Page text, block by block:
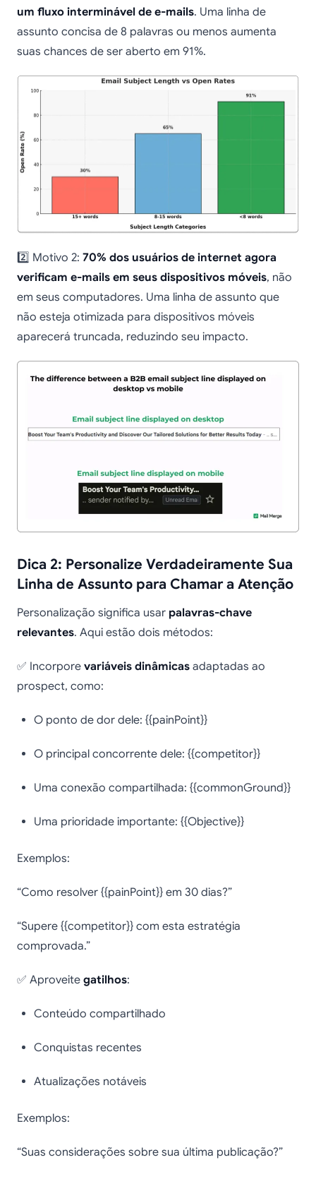
um fluxo interminável de e-mails. Uma linha de
assunto concisa de 8 palavras ou menos aumenta
suas chances de ser aberto em 91%.
2️⃣ Motivo 2: 70% dos usuários de internet agora
verificam e-mails em seus dispositivos móveis, não
em seus computadores. Uma linha de assunto que
não esteja otimizada para dispositivos móveis
aparecerá truncada, reduzindo seu impacto.
Dica 2: Personalize Verdadeiramente Sua
Linha de Assunto para Chamar a Atenção
Personalização significa usar palavras-chave
relevantes. Aqui estão dois métodos:
✅ Incorpore variáveis dinâmicas adaptadas ao
prospect, como:
O ponto de dor dele: {{painPoint}}
O principal concorrente dele: {{competitor}}
Uma conexão compartilhada: {{commonGround}}
Uma prioridade importante: {{Objective}}
Exemplos:
“Como resolver {{painPoint}} em 30 dias?”
“Supere {{competitor}} com esta estratégia
comprovada.”
✅ Aproveite gatilhos:
Conteúdo compartilhado
Conquistas recentes
Atualizações notáveis
Exemplos:
“Suas considerações sobre sua última publicação?”